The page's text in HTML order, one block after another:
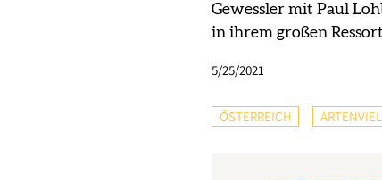
Gewessler mit Paul
in ihrem großen
5/25/2021
ÖSTERREICH